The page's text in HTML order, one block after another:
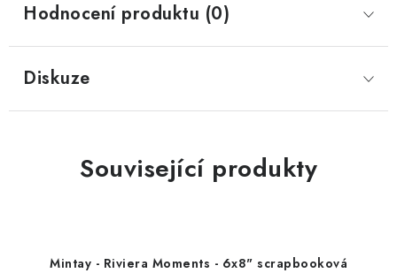
Hodnocení produktu (0)
Diskuze
Související produkty
Mintay - Riviera Moments - 6x8" scrapbooková